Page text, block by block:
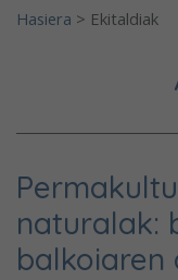
Hasiera > Ekitaldiak
naturalak:
balkoiaren